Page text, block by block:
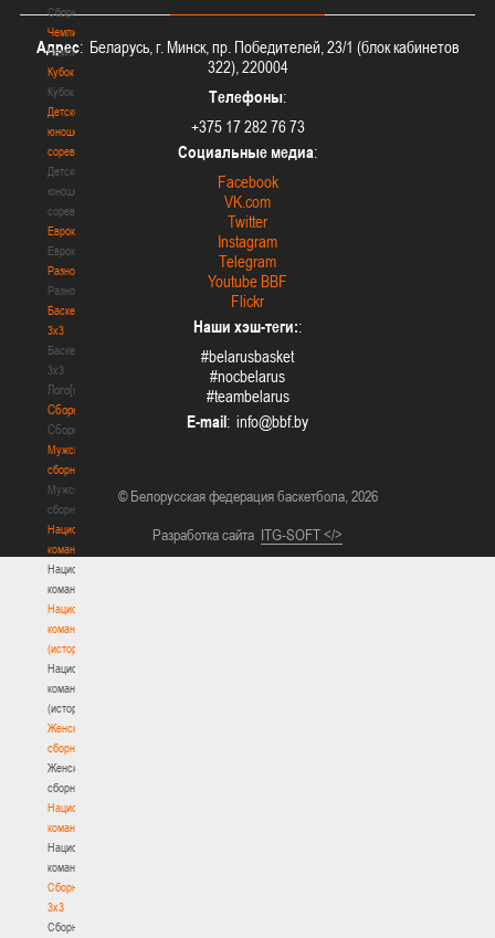
Сборные
Чемпионат
Чемпионат
Кубок
Кубок
Детско-
юношеские
соревнования
Детско-
юношеские
соревнования
Еврокубки
Еврокубки
Разное
Разное
Баскетбол
3х3
Баскетбол
3х3
Лого[modid=121]
Сборные
Сборные
Мужские
сборные
Мужские
сборные
Национальная
команда
Национальная
команда
Национальная
команда
(история)
Национальная
команда
(история)
Женские
сборные
Женские
сборные
Национальная
команда
Национальная
команда
Сборные
3х3
Сборные
Адрес: Беларусь, г. Минск, пр. Победителей, 23/1 (блок кабинетов
322), 220004
Телефоны:
+375 17 282 76 73
Социальные медиа:
Facebook
VK.com
Twitter
Instagram
Telegram
Youtube BBF
Flickr
Наши хэш-теги::
#belarusbasket
#nocbelarus
#teambelarus
E-mail:
© Белорусская федерация баскетбола, 2026
Разработка сайта ITG-SOFT </>